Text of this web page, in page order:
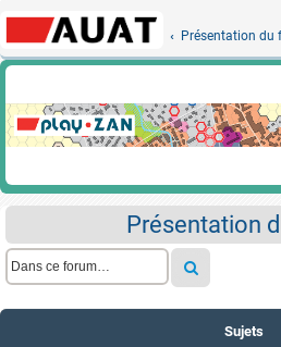
Présentation du
Présentation
Sujets